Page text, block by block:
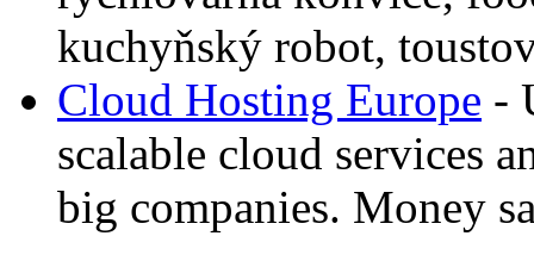
kuchyňský robot,
Cloud Hosting Europe -
scalable cloud services
big companies. Money